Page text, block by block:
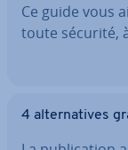
Ce guide vous
toute sécurité,
4 al­ter­na­tives